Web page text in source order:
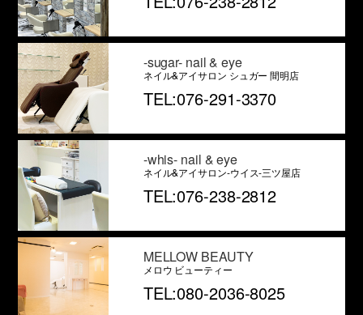
-sugar- nail & eye
ネイル&アイサロン シュガー 間明店
TEL:076-291-3370
-whis- nail & eye
ネイル&アイサロン-ウイス-三ツ屋店
TEL:076-238-2812
MELLOW BEAUTY
メロウ ビューティー
TEL:080-2036-8025